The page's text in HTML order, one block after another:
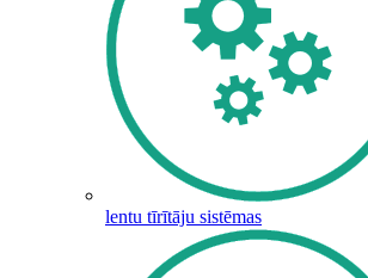
lentu tīrītāju sistēmas